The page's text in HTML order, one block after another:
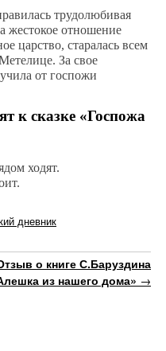
трудолюбивая
жестокое отношение
царство, старалась всем
За свое
от госпожи
к сказке «Госпожа
ходят.
дневник
о книге С.Баруздина
из нашего дома» →